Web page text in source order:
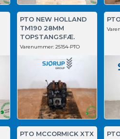
PTO NEW HOLLAND
TM190 28MM
TOPSTANGSFÆ.
Varenummer: 25154-PTO
PTO MCCORMICK XTX